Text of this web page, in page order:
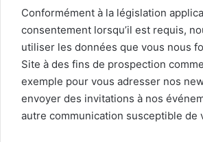
Conformément à la législation
consentement lorsqu’il est requis,
utiliser les données que vous nous
Site à des fins de prospection
exemple pour vous adresser nos
envoyer des invitations à nos
autre communication susceptible de